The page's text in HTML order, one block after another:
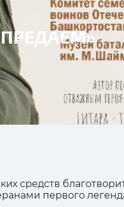
средств
первого